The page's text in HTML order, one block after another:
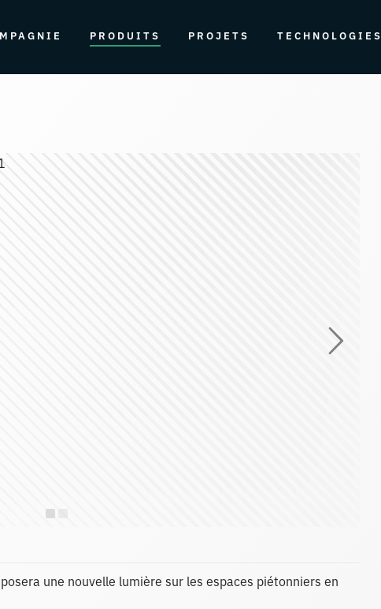
PRODUITS PROJETS TECHNOLOGIES
une nouvelle lumière sur les espaces piétonniers en